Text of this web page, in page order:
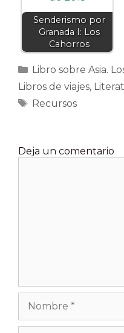
Senderismo por
Granada I: Los
Cahorros
Categorías
Libro sobre Asia.
Libros de viajes,
Etiquetas
Recursos
Deja un comentario